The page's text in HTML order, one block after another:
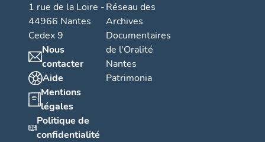
1 rue de la Loire -
44966 Nantes
Cedex 9
Nous
contacter
Aide
Mentions
légales
Politique de
confidentialité
Réseau des
Archives
Documentaires
de l'Oralité
Nantes
Patrimonia